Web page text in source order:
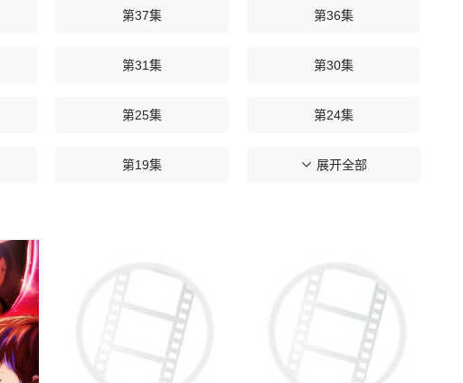
第37集 第36集
第31集 第30集
第25集 第24集
第19集 第18集
第01集
展开全部